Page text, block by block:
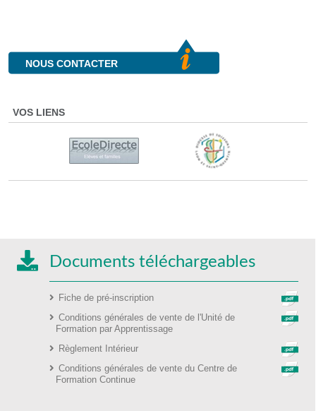
NOUS CONTACTER
VOS LIENS
Documents téléchargeables
Fiche de pré-inscription
Conditions générales de vente de l'Unité de
Formation par Apprentissage
Règlement Intérieur
Conditions générales de vente du Centre de
Formation Continue